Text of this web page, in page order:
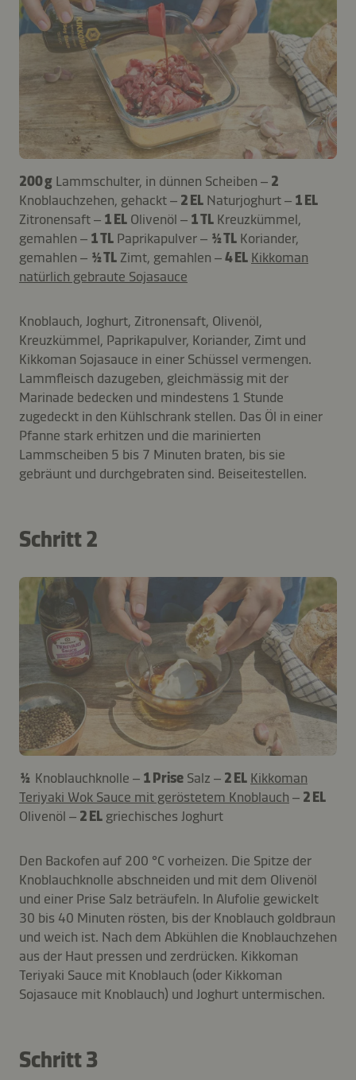
200 g Lammschulter, in dünnen Scheiben – 2
Knoblauchzehen, gehackt – 2 EL Naturjoghurt – 1 EL
Zitronensaft – 1 EL Olivenöl – 1 TL Kreuzkümmel,
gemahlen – 1 TL Paprikapulver – ½ TL Koriander,
gemahlen – ½ TL Zimt, gemahlen –4 EL Kikkoman
natürlich gebraute Sojasauce
Knoblauch, Joghurt, Zitronensaft, Olivenöl,
Kreuzkümmel, Paprikapulver, Koriander, Zimt und
Kikkoman Sojasauce in einer Schüssel vermengen.
Lammfleisch dazugeben, gleichmässig mit der
Marinade bedecken und mindestens 1 Stunde
zugedeckt in den Kühlschrank stellen. Das Öl in einer
Pfanne stark erhitzen und die marinierten
Lammscheiben 5 bis 7 Minuten braten, bis sie
gebräunt und durchgebraten sind. Beiseitestellen.
Schritt 2
½ Knoblauchknolle – 1 Prise Salz – 2 EL Kikkoman
Teriyaki Wok Sauce mit geröstetem Knoblauch – 2 EL
Olivenöl – 2 EL griechisches Joghurt
Den Backofen auf 200 °C vorheizen. Die Spitze der
Knoblauchknolle abschneiden und mit dem Olivenöl
und einer Prise Salz beträufeln. In Alufolie gewickelt
30 bis 40 Minuten rösten, bis der Knoblauch goldbraun
und weich ist. Nach dem Abkühlen die Knoblauchzehen
aus der Haut pressen und zerdrücken. Kikkoman
Teriyaki Sauce mit Knoblauch (oder Kikkoman
Sojasauce mit Knoblauch) und Joghurt untermischen.
Schritt 3